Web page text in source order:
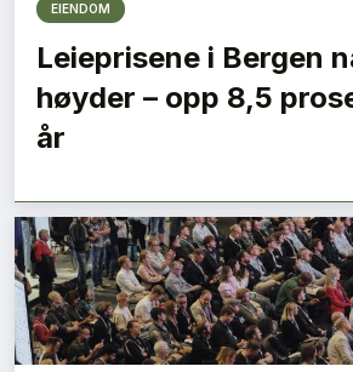
EIENDOM
Leieprisene i Bergen
høyder – opp 8,5
år